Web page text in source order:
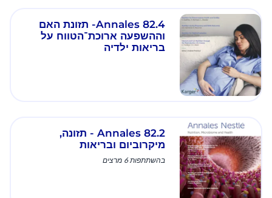
Annales 82.4- תזונת האם
וההשפעה ארוכת־הטווח על
בריאות ילדיה
Annales 82.2 - תזונה,
מיקרוביום ובריאות
בהשתתפות 6 מרצים